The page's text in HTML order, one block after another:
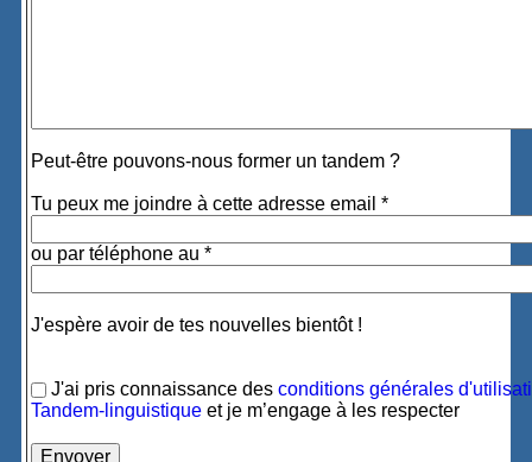
Peut-être pouvons-nous former un tandem ?
Tu peux me joindre à cette adresse email *
ou par téléphone au *
J'espère avoir de tes nouvelles bientôt !
J'ai pris connaissance desconditions générales
Tandem-linguistique et je m’engage à les respecter